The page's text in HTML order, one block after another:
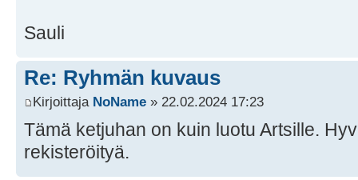
Sauli
Re: Ryhmän kuvaus
Kirjoittaja NoName » 22.02.2024 17:23
Tämä ketjuhan on kuin luotu Artsille.
rekisteröityä.